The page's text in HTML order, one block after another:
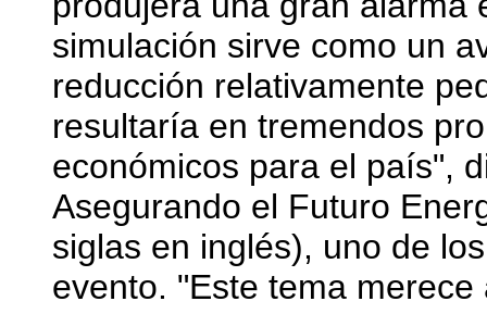
simulación sirve como un
reducción relativamente
resultaría en tremendos
económicos para el país",
Asegurando el Futuro
siglas en inglés), uno de
evento. "Este tema